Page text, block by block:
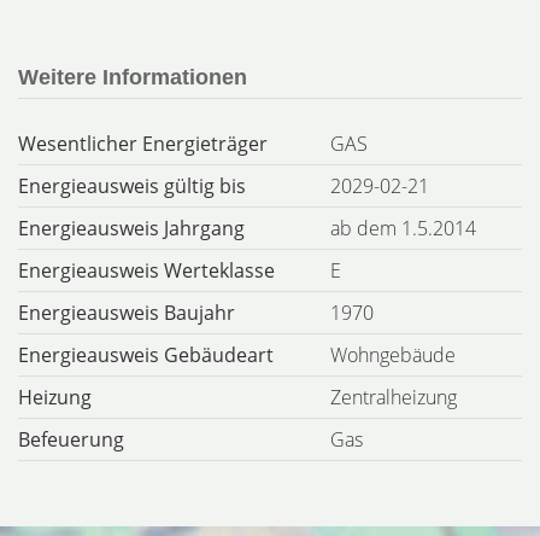
Weitere Informationen
Wesentlicher Energieträger
GAS
Energieausweis gültig bis
2029-02-21
Energieausweis Jahrgang
ab dem 1.5.2014
Energieausweis Werteklasse
E
Energieausweis Baujahr
1970
Energieausweis Gebäudeart
Wohngebäude
Heizung
Zentralheizung
Befeuerung
Gas